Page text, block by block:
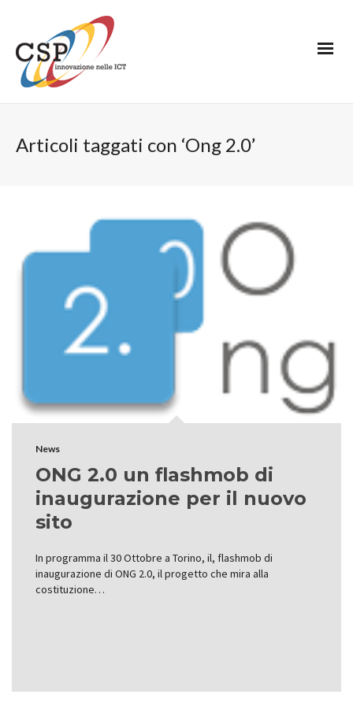
Articoli taggati con ‘Ong 2.0’
News
ONG 2.0 un flashmob di
inaugurazione per il nuovo
sito
In programma il 30 Ottobre a Torino, il, flashmob di
inaugurazione di ONG 2.0, il progetto che mira alla
costituzione…